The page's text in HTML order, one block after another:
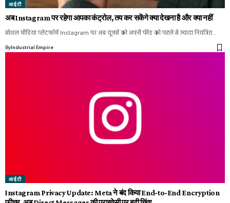
आईटी
अब Instagram पर रहेगा आपका कंट्रोल, तय कर सकेंगे क्या देखना है और क्या नहीं
सोशल मीडिया प्लेटफॉर्म Instagram पर अब यूजर्स को अपनी फीड को पहले से ज्यादा नियंत्रित…
ByIndustrial Empire
आईटी
Instagram Privacy Update: Meta ने बंद किया End-to-End Encryption